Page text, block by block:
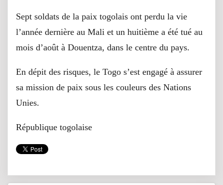
Sept soldats de la paix togolais ont perdu la vie
l’année dernière au Mali et un huitième a été tué au
mois d’août à Douentza, dans le centre du pays.
En dépit des risques, le Togo s’est engagé à assurer
sa mission de paix sous les couleurs des Nations
Unies.
République togolaise